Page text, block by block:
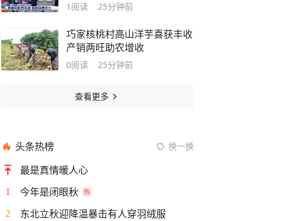
1 阅读 25分钟前
巧家核桃村高山洋芋喜获丰收
产销两旺助农增收
0阅读 25分钟前
查看更多
头条热榜 换一换
最是真情暖人心
1 今年是闭眼秋
2 东北立秋迎降温暴击有人穿羽绒服